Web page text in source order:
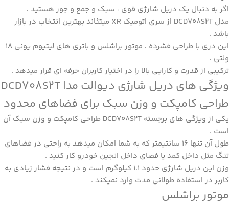
اگر به دنبال یک دریل شارژی قوی ، سبک و جمع و جور هستید ،
مدل DCD708S2T
از سری اتومیک XR میتئاند بهترین انتخاب در بازار
باشد .
این دری با طراحی فشرده ، موتور براشلس و باتری های لیتیوم یونی 18
ولتی ،
ترکیبی از قدرت و کارایی بالا را در اختیار کاربران حرفه ای قرار میدهد .
ویژگی های دریل شارژی دیوالت مدا DCD708S2T
طراحی کامپکت و وزن سبک برای فضاهای محدود
یکی از ویژگی های برجسته DCD708S2T طراحی کامپکت و وزن سبک آن
است .
طول آن تنها 16 سانتیمتر که به شما امکان میدهد به راحتی در فضاهای
تنگ مثل داخل کمد یا فصای داخل انجین خودرو کار کنید .
وزن این دریل شارژی
حدود 1.1 کیلوگرم است و در نتیجه فشار زیادی به
کاربر در استفاده طولانی مدت وارد نمیکند .
موتور براشلس